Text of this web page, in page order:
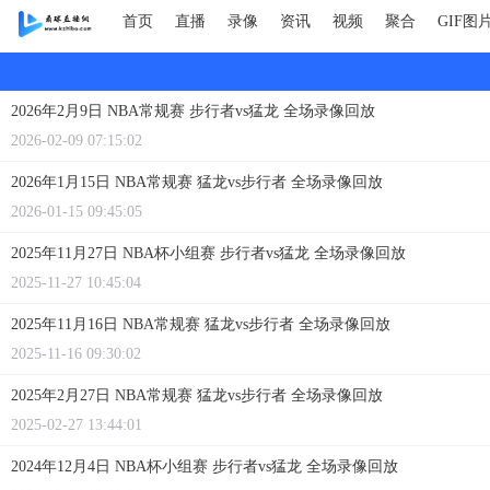
首页 直播 录像 资讯 视频 聚合 GIF图
2026年2月9日 NBA常规赛 步行者vs猛龙 全场录像回放
2026-02-09 07:15:02
2026年1月15日 NBA常规赛 猛龙vs步行者 全场录像回放
2026-01-15 09:45:05
2025年11月27日 NBA杯小组赛 步行者vs猛龙 全场录像回放
2025-11-27 10:45:04
2025年11月16日 NBA常规赛 猛龙vs步行者 全场录像回放
2025-11-16 09:30:02
2025年2月27日 NBA常规赛 猛龙vs步行者 全场录像回放
2025-02-27 13:44:01
2024年12月4日 NBA杯小组赛 步行者vs猛龙 全场录像回放